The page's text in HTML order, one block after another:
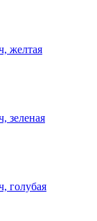
желтая
зеленая
голубая